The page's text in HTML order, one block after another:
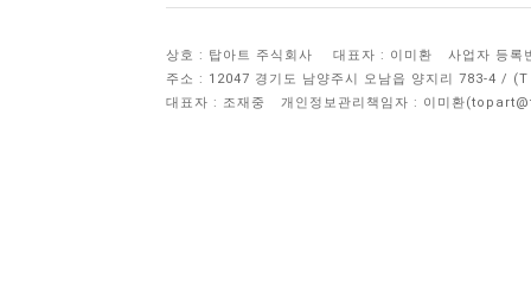
상호 : 탑아트 주식회사 대표자 : 이미환
사업자 등록
주소 : 12047 경기도 남양주시 오남읍 양지리 783-4 /
대표자 : 조재중
개인정보관리책임자 : 이미환